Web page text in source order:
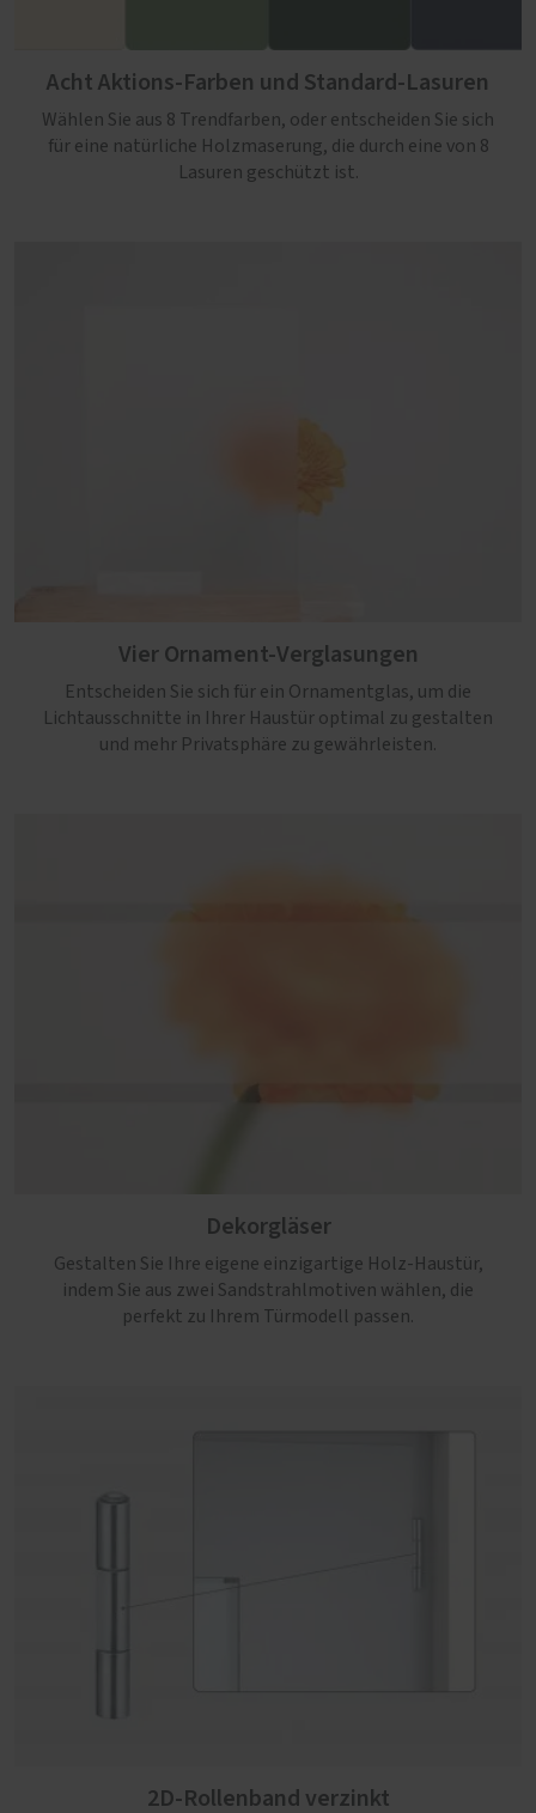
Acht Aktions-Farben und Standard-Lasuren
Wählen Sie aus 8 Trendfarben, oder entscheiden Sie sich
für eine natürliche Holzmaserung, die durch eine von 8
Lasuren geschützt ist.
Vier Ornament-Verglasungen
Entscheiden Sie sich für ein Ornamentglas, um die
Lichtausschnitte in Ihrer Haustür optimal zu gestalten
und mehr Privatsphäre zu gewährleisten.
Dekorgläser
Gestalten Sie Ihre eigene einzigartige Holz-Haustür,
indem Sie aus zwei Sandstrahlmotiven wählen, die
perfekt zu Ihrem Türmodell passen.
2D-Rollenband verzinkt